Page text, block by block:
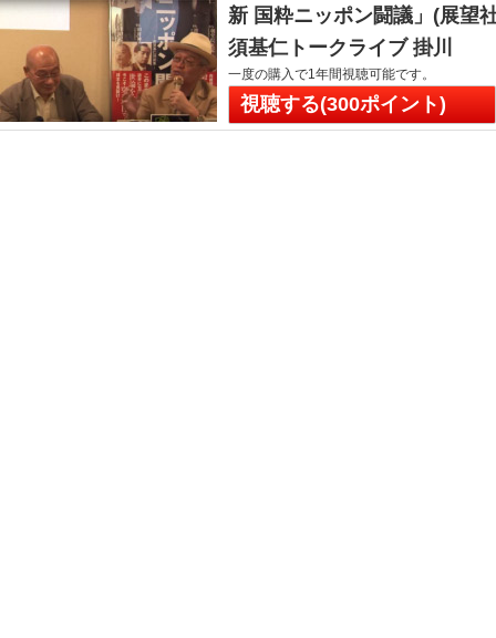
新 国粋ニッポン闘議」(展
須基仁トークライブ 掛川
一度の購入で1年間視聴可能です。
視聴する(300ポイント)